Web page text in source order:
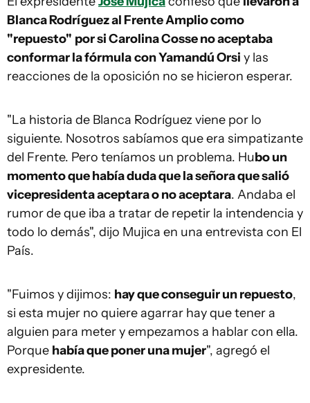
Blanca Rodríguez al Frente Amplio como
"repuesto" por si Carolina Cosse no aceptaba
conformar la fórmulacon Yamandú Orsi y las
reacciones de la oposición no se hicieron esperar.
"La historia de Blanca Rodríguez viene por lo
siguiente. Nosotros sabíamos que era simpatizante
del Frente. Pero teníamos un problema. Hubo un
momento que había duda que la señora que salió
vicepresidenta aceptara o no aceptara. Andaba el
rumor de que iba a tratar de repetir la intendencia y
todo lo demás", dijo Mujica en una entrevista con El
País.
"Fuimos y dijimos: hay que conseguir un repuesto,
si esta mujer no quiere agarrar hay que tener a
alguien para meter y empezamos a hablar con ella.
Porque había que poner una mujer", agregó el
expresidente.